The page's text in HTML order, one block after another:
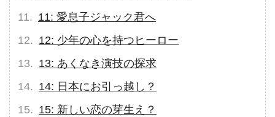
11: 愛息子ジャック君へ
12: 少年の心を持つヒーロー
13: あくなき演技の探求
14: 日本にお引っ越し？
15: 新しい恋の芽生え？